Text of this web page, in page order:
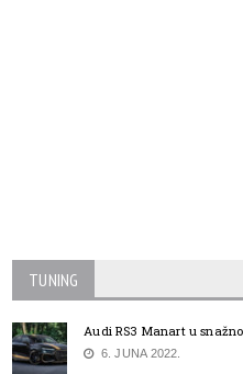
TUNING
Audi RS3 Manart u
6. JUNA 2022.